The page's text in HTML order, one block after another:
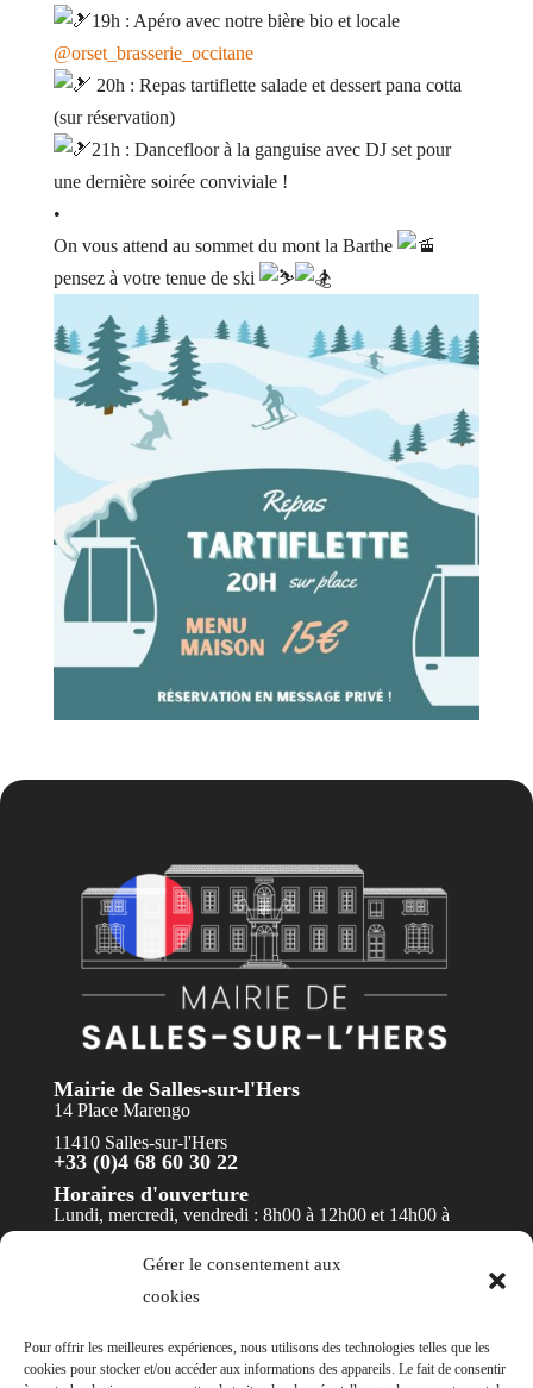
Gérer le consentement aux
cookies
Pour offrir les meilleures expériences, nous utilisons des technologies telles que les
cookies pour stocker et/ou accéder aux informations des appareils. Le fait de consentir
19h : Apéro avec notre bière bio et locale
@orset_brasserie_occitane
20h : Repas tartiflette salade et dessert pana cotta
(sur réservation)
21h : Dancefloor à la ganguise avec DJ set pour
une dernière soirée conviviale !
•
On vous attend au sommet du mont la Barthe
pensez à votre tenue de ski
Mairie de Salles-sur-l'Hers
14 Place Marengo
11410 Salles-sur-l'Hers
+33 (0)4 68 60 30 22
Horaires d'ouverture
Lundi, mercredi, vendredi : 8h00 à 12h00 et 14h00 à